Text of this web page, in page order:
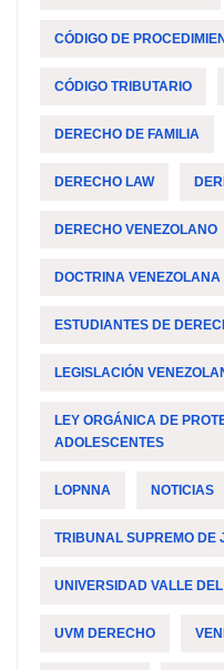
CÓDIGO DE
CÓDIGO TRIBUTARIO
DERECHO DE FAMILIA
DERECHO LAW
DERECHO VENEZOLANO
DOCTRINA VENEZOLANA
ESTUDIANTES DE
LEGISLACIÓN
LEY ORGÁNICA DE
ADOLESCENTES
LOPNNA NOTICIAS
TRIBUNAL SUPREMO DE
UNIVERSIDAD VALLE
UVM DERECHO